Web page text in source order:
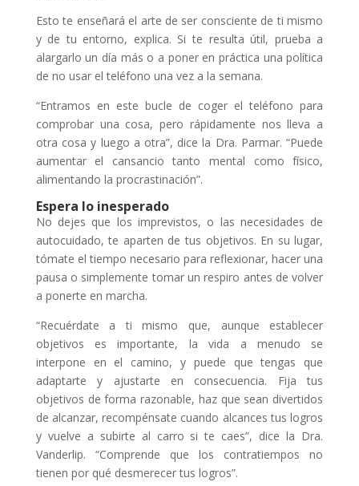
Esto te enseñará el arte de ser consciente de ti mismo
y de tu entorno, explica. Si te resulta útil, prueba a
alargarlo un día más o a poner en práctica una política
de no usar el teléfono una vez a la semana.
“Entramos en este bucle de coger el teléfono para
comprobar una cosa, pero rápidamente nos lleva a
otra cosa y luego a otra”, dice la Dra. Parmar. “Puede
aumentar el cansancio tanto mental como físico,
alimentando la procrastinación”.
Espera lo inesperado
No dejes que los imprevistos, o las necesidades de
autocuidado, te aparten de tus objetivos. En su lugar,
tómate el tiempo necesario para reflexionar, hacer una
pausa o simplemente tomar un respiro antes de volver
a ponerte en marcha.
“Recuérdate a ti mismo que, aunque establecer
objetivos es importante, la vida a menudo se
interpone en el camino, y puede que tengas que
adaptarte y ajustarte en consecuencia. Fija tus
objetivos de forma razonable, haz que sean divertidos
de alcanzar, recompénsate cuando alcances tus logros
y vuelve a subirte al carro si te caes”, dice la Dra.
Vanderlip. “Comprende que los contratiempos no
tienen por qué desmerecer tus logros”.